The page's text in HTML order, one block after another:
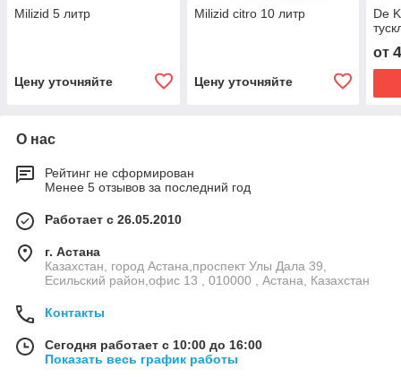
Milizid 5 литр
Цену уточняйте
Milizid citro 10 литр
Цену уточняйте
De
от
О нас
Рейтинг не сформирован
Менее 5 отзывов за последний год
Работает с 26.05.2010
г. Астана
Казахстан, город Астана,проспект Улы Дала 39,
Есильский район,офис 13 , 010000 , Астана, Казахстан
Контакты
Сегодня работает с 10:00 до 16:00
Показать весь график работы